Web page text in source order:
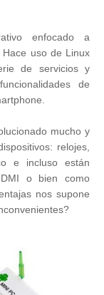
enfocado a
uso de Linux
de servicios y
de
mucho y
relojes,
e incluso están
o bien como
nos supone